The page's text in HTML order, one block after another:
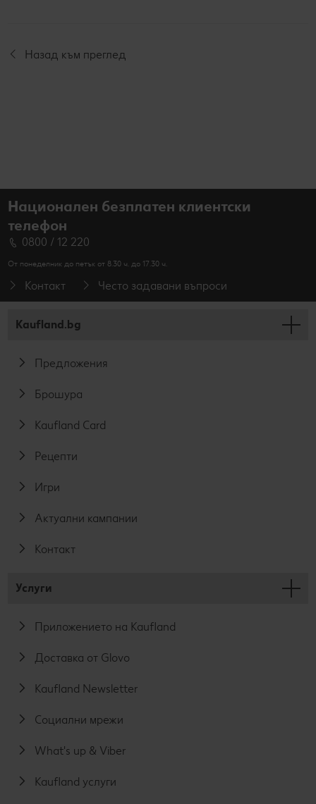
Назад към преглед
Национален безплатен клиентски
телефон
0800 / 12 220
От понеделник до петък от 8.30 ч. до 17.30 ч.
Контакт Често задавани въпроси
Kaufland.bg
Предложения
Брошура
Kaufland Card
Рецепти
Игри
Актуални кампании
Контакт
Услуги
Приложението на Kaufland
Доставка от Glovo
Kaufland Newsletter
Социални мрежи
What's up & Viber
Kaufland услуги